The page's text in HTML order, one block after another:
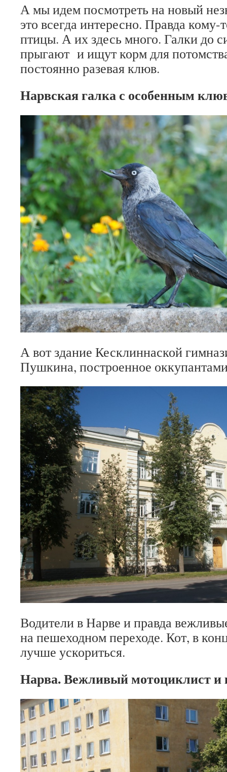
А мы идем посмотреть на новый
это всегда интересно. Правда кому-
птицы. А их здесь много. Галки до
прыгают и ищут корм для
постоянно разевая клюв.
Нарвская галка с особенным
А вот здание Кесклиннаской
Пушкина, построенное
Водители в Нарве и правда
на пешеходном переходе. Кот, в
лучше ускориться.
Нарва. Вежливый мотоциклист и